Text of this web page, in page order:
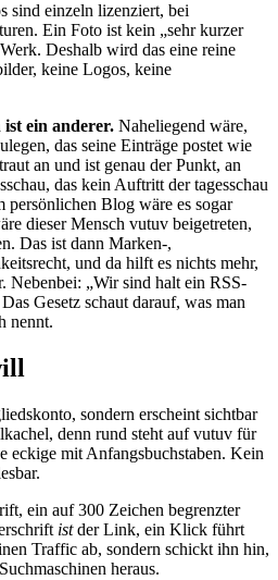
sind einzeln lizenziert, bei
Ein Foto ist kein „sehr kurzer
Deshalb wird das eine reine
keine Logos, keine
ist ein anderer. Naheliegend wäre,
das seine Einträge postet wie
an und ist genau der Punkt, an
das kein Auftritt der tagesschau
Blog wäre es sogar
dieser Mensch vutuv beigetreten,
Das ist dann Marken-,
und da hilft es nichts mehr,
Nebenbei: „Wir sind halt ein RSS-
Gesetz schaut darauf, was man
nennt.
sondern erscheint sichtbar
denn rund steht auf vutuv für
eckige mit Anfangsbuchstaben. Kein
ein auf 300 Zeichen begrenzter
istder Link, ein Klick führt
Traffic ab, sondern schickt ihn hin,
heraus.